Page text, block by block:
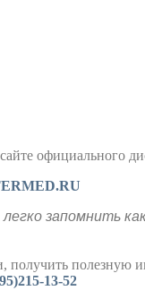
запомнить
получить
13-52